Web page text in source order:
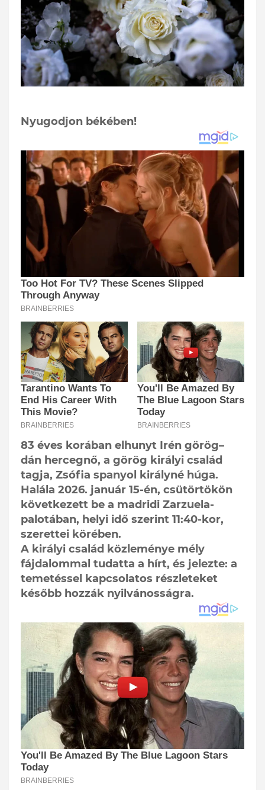
Nyugodjon békében!
83 éves korában elhunyt Irén görög–
dán hercegnő, a görög királyi család
tagja, Zsófia spanyol királyné húga.
Halála 2026. január 15-én, csütörtökön
következett be a madridi Zarzuela-
palotában, helyi idő szerint 11:40-kor,
szerettei körében.
A királyi család közleménye mély
fájdalommal tudatta a hírt, és jelezte: a
temetéssel kapcsolatos részleteket
később hozzák nyilvánosságra.